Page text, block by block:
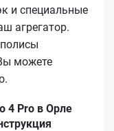
и специальные
агрегатор.
можете
4 Pro в Орле